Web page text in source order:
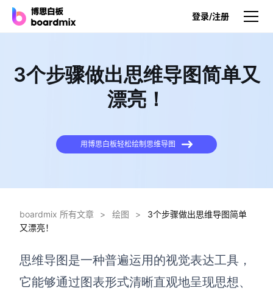
登录/注册
产品
博思白板SDK
博思设计
一体化产品设计工具
3个步骤做出思维导图简单又
漂亮！
用博思白板轻松绘制思维导图
boardmix 所有文章 > 绘图 >
3个步骤做出思维导图简单
又漂亮！
思维导图是一种普遍运用的视觉表达工具，
它能够通过图表形式清晰直观地呈现思想、